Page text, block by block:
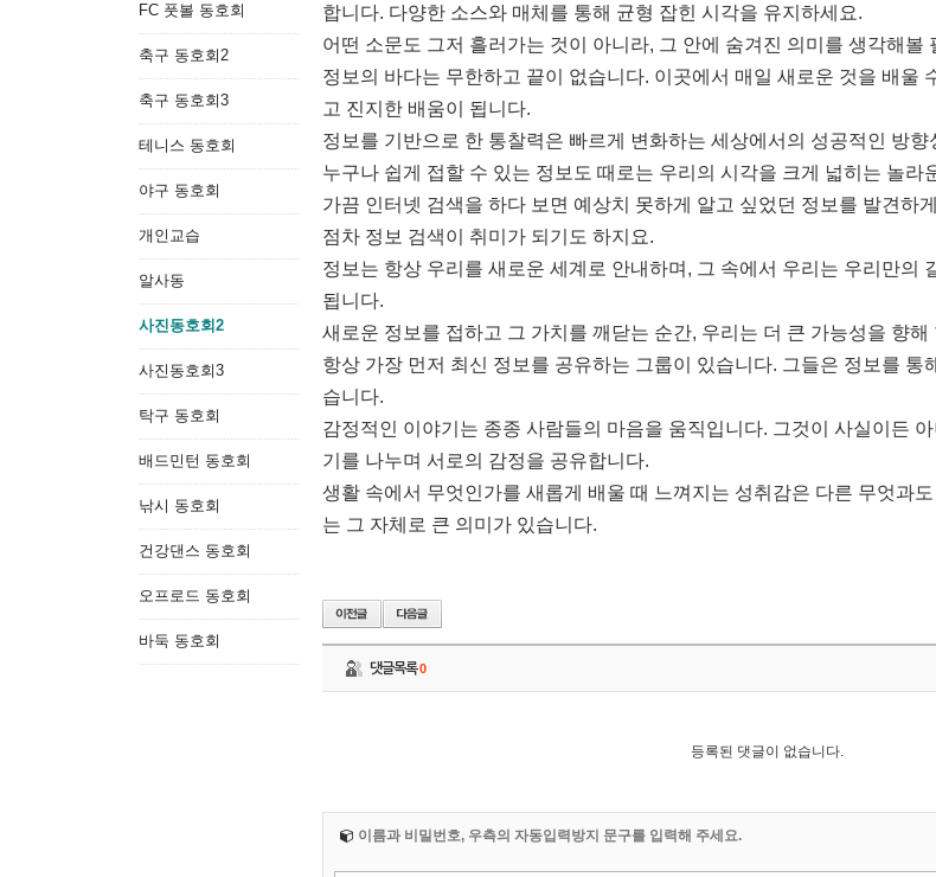
FC 풋볼 동호회
축구 동호회2
축구 동호회3
테니스 동호회
야구 동호회
개인교습
알사동
사진동호회2
사진동호회3
탁구 동호회
배드민턴 동호회
낚시 동호회
건강댄스 동호회
오프로드 동호회
바둑 동호회
합니다. 다양한 소스와 매체를 통해 균형 잡힌 시각을 유지하세요.
어떤 소문도 그저 흘러가는 것이 아니라, 그 안에 숨겨진 의미를 생각해볼
정보의 바다는 무한하고 끝이 없습니다. 이곳에서 매일 새로운 것을 배울
고 진지한 배움이 됩니다.
정보를 기반으로 한 통찰력은 빠르게 변화하는 세상에서의 성공적인 방향
누구나 쉽게 접할 수 있는 정보도 때로는 우리의 시각을 크게 넓히는 놀라
가끔 인터넷 검색을 하다 보면 예상치 못하게 알고 싶었던 정보를 발견하
점차 정보 검색이 취미가 되기도 하지요.
정보는 항상 우리를 새로운 세계로 안내하며, 그 속에서 우리는 우리만의
됩니다.
새로운 정보를 접하고 그 가치를 깨닫는 순간, 우리는 더 큰 가능성을 향
항상 가장 먼저 최신 정보를 공유하는 그룹이 있습니다. 그들은 정보를 통
습니다.
감정적인 이야기는 종종 사람들의 마음을 움직입니다. 그것이 사실이든
기를 나누며 서로의 감정을 공유합니다.
생활 속에서 무엇인가를 새롭게 배울 때 느껴지는 성취감은 다른 무엇과
는 그 자체로 큰 의미가 있습니다.
댓글목록0
등록된 댓글이 없습니다.
이름과 비밀번호, 우측의 자동입력방지 문구를 입력해 주세요.